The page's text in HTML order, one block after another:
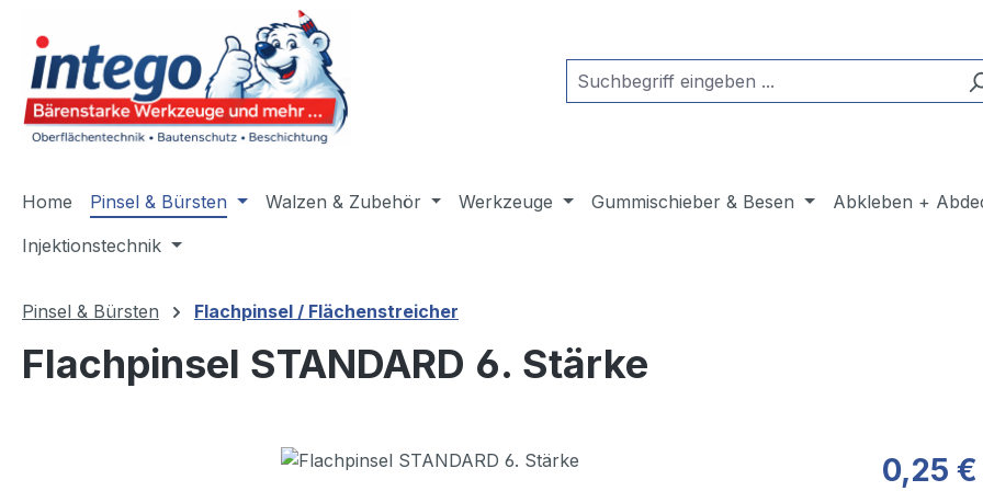
Zur Hauptnavigation springen
Home Pinsel & Bürsten Walzen & Zubehör Werkzeuge Gummischieber & Besen Abkleben +
Injektionstechnik
Pinsel & Bürsten Flachpinsel / Flächenstreicher
Flachpinsel STANDARD 6. Stärke
0,25 €